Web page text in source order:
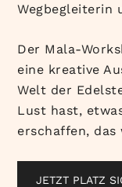
Wegbegleiterin
Der Mala-
eine kreative
Welt der
Lust hast,
erschaffen,
JETZT PLATZ